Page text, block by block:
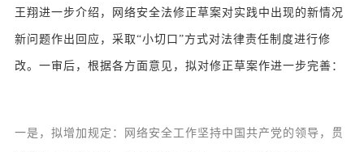
王翔进一步介绍，网络安全法修正草案对实践中出现的新情况
新问题作出回应，采取“小切口”方式对法律责任制度进行修
改。一审后，根据各方面意见，拟对修正草案作进一步完善：
一是，拟增加规定：网络安全工作坚持中国共产党的领导，贯